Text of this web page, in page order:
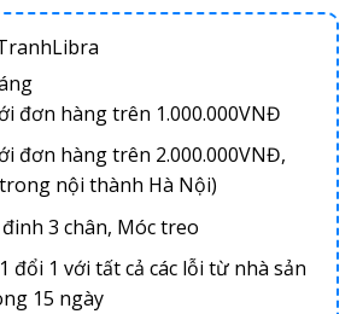
đơn hàng trên 1.000.000VNĐ
đơn hàng trên 2.000.000VNĐ,
nội thành Hà Nội)
3 chân, Móc treo
đổi 1 với tất cả các lỗi từ nhà sản
15 ngày